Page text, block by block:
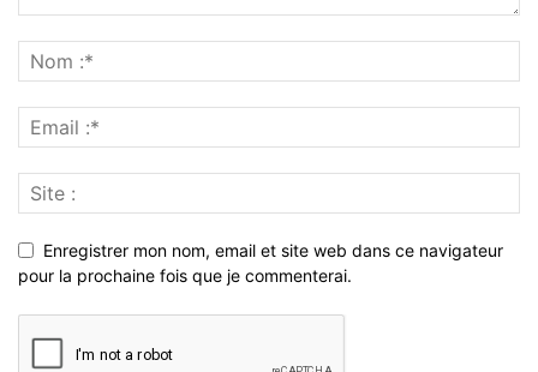
Enregistrer mon nom, email et site web dans ce navigateur
pour la prochaine fois que je commenterai.